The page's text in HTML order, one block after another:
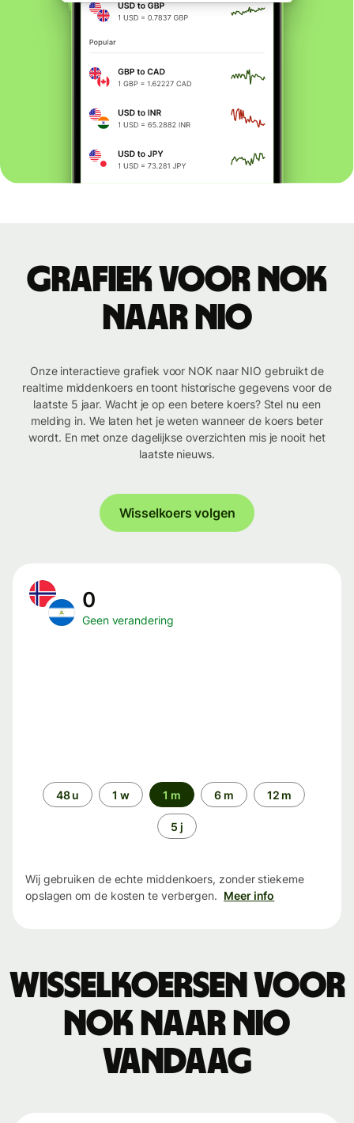
Grafiek voor NOK
naar NIO
Onze interactieve grafiek voor NOK naar NIO gebruikt de
realtime middenkoers en toont historische gegevens voor de
laatste 5 jaar. Wacht je op een betere koers? Stel nu een
melding in. We laten het je weten wanneer de koers beter
wordt. En met onze dagelijkse overzichten mis je nooit het
laatste nieuws.
Wisselkoers volgen
0
Geen verandering
Periode48 u 1 w 1 m 6 m 12 m
5 j
Wij gebruiken de echte middenkoers, zonder stiekeme
opslagen om de kosten te verbergen. Meer info
Wisselkoersen voor
NOK naar NIO
vandaag